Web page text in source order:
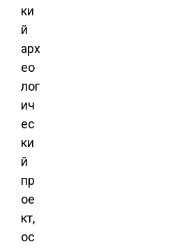
ки
й
арх
ео
лог
ич
ес
ки
й
пр
ое
кт,
ос